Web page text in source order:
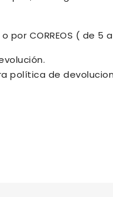
o por CORREOS ( de 5
política de